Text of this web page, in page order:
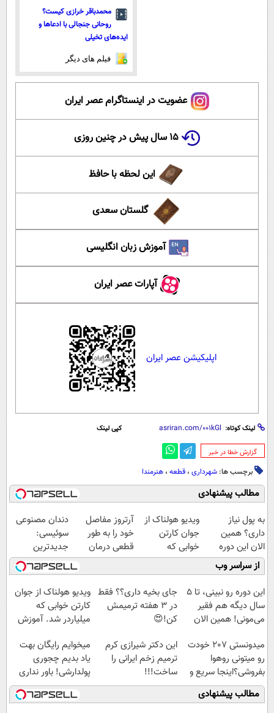
محمدباقر خرازی کیست؟
روحانی جنجالی با ادعاها و
ایده‌های تخیلی
فیلم های دیگر
عضویت در اینستاگرام عصر ایران
۱۵ سال پیش در چنین روزی
این لحظه با حافظ
گلستان سعدی
آموزش زبان انگلیسی
آپارات عصر ایران
اپلیکیشن عصر ایران
لینک کوتاه: کپی لینک
‌گزارش خطا در خبر
برچسب ها: شهرداری ، قطعه ، هنرمندا
مطالب پیشنهادی
به پول نیاز
داری؟ همین
الان این دوره
رایگان رو شرکت
کن تا دیر نشده!
ویدیو هولناک از
جوان کارتن
خوابی که
میلیاردر شد.
آموزش رایگان
آرتروز مفاصل
خود را به طور
قطعی درمان
کنید!
◗پرسش‌نامه◖
دندان مصنوعی
سوئیسی:
جدیدترین
فناوری اروپا،
سبک و مقاوم |
پرداخت قسطی
از سراسر وب
این دوره رو نبینی، تا 5
سال دیگه هم فقیر
می‌مونی! همین الان
جای بخیه داری؟؟ فقط
در 3 هفته ترمیمش
کن!😍
ویدیو هولناک از جوان
کارتن خوابی که
میلیاردر شد. آموزش
میدونستی 207 خودت
رو میتونی روهوا
بفروشی؟اینجا سریع و
راحت بفروش
این دکتر شیرازی کرم
ترمیم زخم ایرانی را
ساخت!!!
میخوایم رایگان بهت
یاد بدیم چجوری
پولدارشی! باور نداری
امتحانش مجانیه
مطالب پیشنهادی